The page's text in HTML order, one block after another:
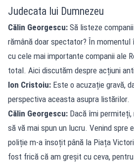
Judecata lui Dumnezeu
Călin Georgescu: Să listeze
rămână doar spectator? În
cu cele mai importante companii ale
total. Aici discutăm despre acțiuni
Ion Cristoiu: Este o acuzație gravă,
perspectiva aceasta asupra listărilor.
Călin Georgescu: Dacă îmi
să vă mai spun un lucru. Venind spre
poliție m-a însoțit până la Piața
fost frică că am greșit cu ceva,